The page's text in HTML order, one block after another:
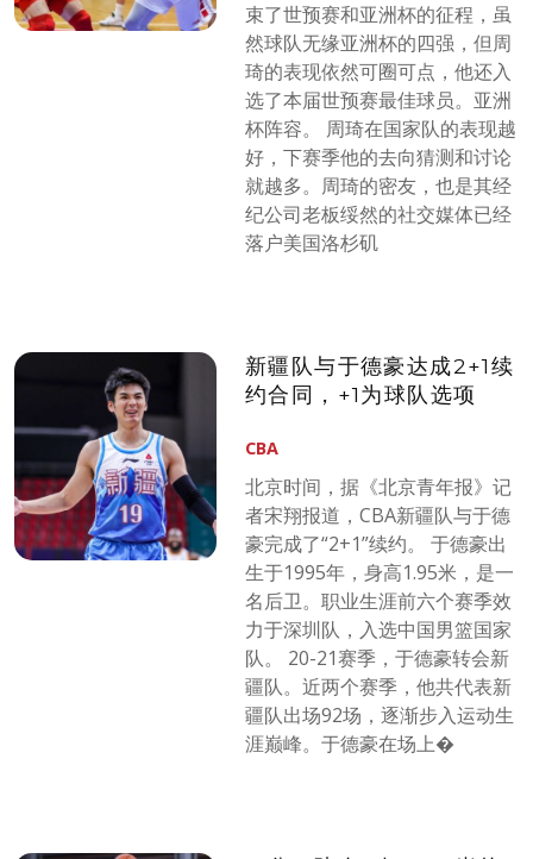
束了世预赛和亚洲杯的征程，虽
然球队无缘亚洲杯的四强，但周
琦的表现依然可圈可点，他还入
选了本届世预赛最佳球员。亚洲
杯阵容。 周琦在国家队的表现越
好，下赛季他的去向猜测和讨论
就越多。周琦的密友，也是其经
纪公司老板绥然的社交媒体已经
落户美国洛杉矶
新疆队与于德豪达成2+1续
约合同，+1为球队选项
CBA
北京时间，据《北京青年报》记
者宋翔报道，CBA新疆队与于德
豪完成了“2+1”续约。 于德豪出
生于1995年，身高1.95米，是一
名后卫。职业生涯前六个赛季效
力于深圳队，入选中国男篮国家
队。 20-21赛季，于德豪转会新
疆队。近两个赛季，他共代表新
疆队出场92场，逐渐步入运动生
涯巅峰。于德豪在场上�